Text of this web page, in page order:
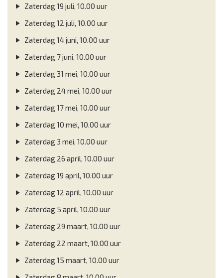
Zaterdag 19 juli, 10.00 uur
Zaterdag 12 juli, 10.00 uur
Zaterdag 14 juni, 10.00 uur
Zaterdag 7 juni, 10.00 uur
Zaterdag 31 mei, 10.00 uur
Zaterdag 24 mei, 10.00 uur
Zaterdag 17 mei, 10.00 uur
Zaterdag 10 mei, 10.00 uur
Zaterdag 3 mei, 10.00 uur
Zaterdag 26 april, 10.00 uur
Zaterdag 19 april, 10.00 uur
Zaterdag 12 april, 10.00 uur
Zaterdag 5 april, 10.00 uur
Zaterdag 29 maart, 10.00 uur
Zaterdag 22 maart, 10.00 uur
Zaterdag 15 maart, 10.00 uur